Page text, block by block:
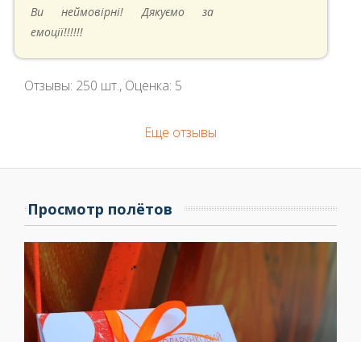
Ви неймовірні! Дякуємо за
емоції!!!!!!
Отзывы: 250 шт., Оценка: 5
Еще отзывы
Просмотр полётов